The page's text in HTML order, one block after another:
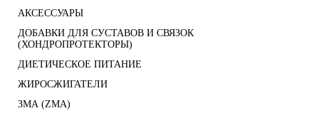
АКСЕССУАРЫ
ДОБАВКИ ДЛЯ СУСТАВОВ И СВЯЗОК
(ХОНДРОПРОТЕКТОРЫ)
ДИЕТИЧЕСКОЕ ПИТАНИЕ
ЖИРОСЖИГАТЕЛИ
ЗМА (ZMA)